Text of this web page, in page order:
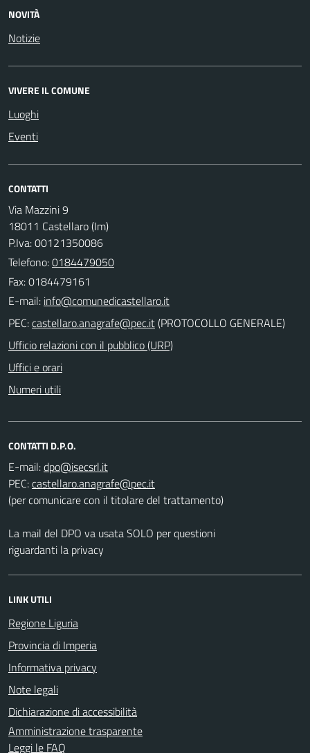
NOVITÀ
Notizie
VIVERE IL COMUNE
Luoghi
Eventi
CONTATTI
Via Mazzini 9
18011 Castellaro (Im)
P.Iva: 00121350086
Telefono:0184479050
Fax: 0184479161
E-mail:
PEC:
(PROTOCOLLO GENERALE)
Ufficio relazioni con il pubblico (URP)
Uffici e orari
Numeri utili
CONTATTI D.P.O.
E-mail:
PEC:
(per comunicare con il titolare del trattamento)
La mail del DPO va usata SOLO per questioni
riguardanti la privacy
LINK UTILI
Regione Liguria
Provincia di Imperia
Informativa privacy
Note legali
Dichiarazione di accessibilità
Amministrazione trasparente
Leggi le FAQ